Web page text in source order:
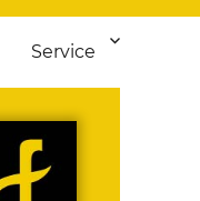
Service